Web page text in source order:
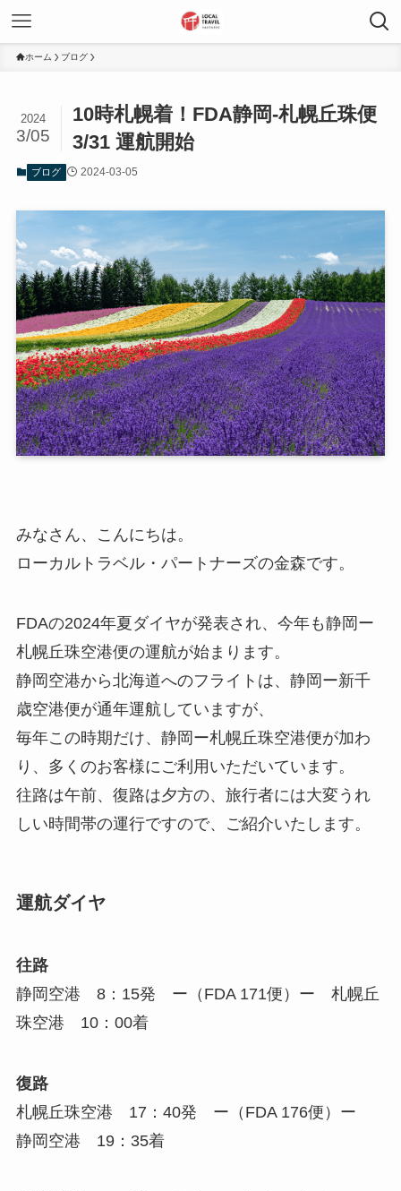
ホーム ブログ
10時札幌着！FDA静岡-札幌丘珠便
3/31 運航開始
2024
3/05
ブログ 2024-03-05
みなさん、こんにちは。
ローカルトラベル・パートナーズの金森です。
FDAの2024年夏ダイヤが発表され、今年も静岡ー
札幌丘珠空港便の運航が始まります。
静岡空港から北海道へのフライトは、静岡ー新千
歳空港便が通年運航していますが、
毎年この時期だけ、静岡ー札幌丘珠空港便が加わ
り、多くのお客様にご利用いただいています。
往路は午前、復路は夕方の、旅行者には大変うれ
しい時間帯の運行ですので、ご紹介いたします。
運航ダイヤ
往路
静岡空港 8：15発 ー（FDA 171便）ー 札幌丘
珠空港 10：00着
復路
札幌丘珠空港 17：40発 ー（FDA 176便）ー
静岡空港 19：35着